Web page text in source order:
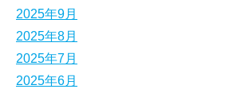
2025年9月
2025年8月
2025年7月
2025年6月